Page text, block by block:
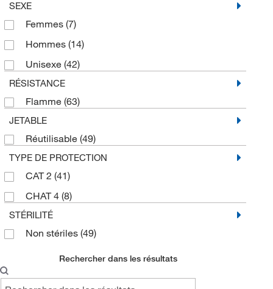
SEXE
Femmes (7)
Hommes (14)
Unisexe (42)
RÉSISTANCE
Flamme (63)
JETABLE
Réutilisable (49)
TYPE DE PROTECTION
CAT 2 (41)
CHAT 4 (8)
STÉRILITÉ
Non stériles (49)
Rechercher dans les résultats